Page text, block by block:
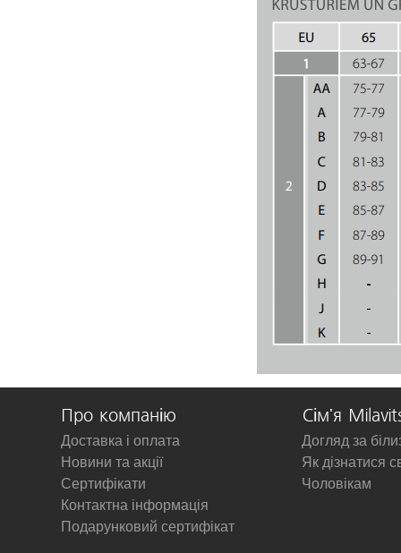
Про компанію
Доставка і оплата
Новини та акції
Сертифікати
Контактна інформація
Подарунковий сертифікат
Сім'я
Догляд за
Як дізнатися
Чоловікам